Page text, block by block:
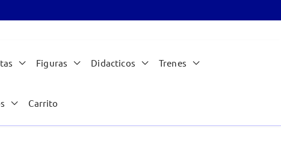
Figuras Didacticos Trenes
Carrito